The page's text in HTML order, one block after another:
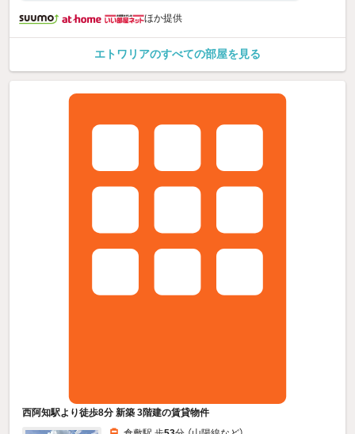
ほか提供
エトワリアのすべての部屋を見る
西阿知駅より徒歩8分 新築 3階建の賃貸物件